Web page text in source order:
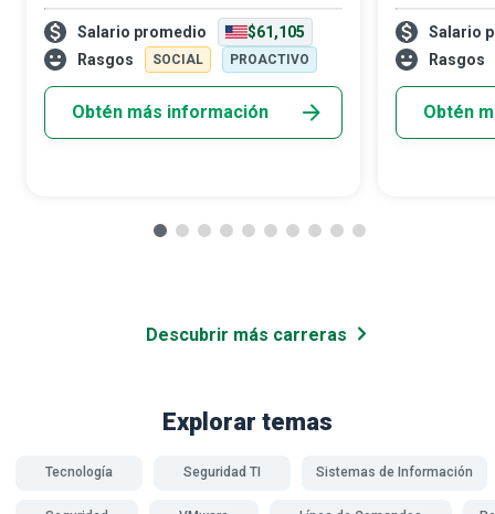
personifican la paciencia y la honestidad.
Dirigen a los empleados de una compañía
hacia estándares de conducta decentes
Salario promedio
$61,105
Rasgos
SOCIAL PROACTIVO
Obtén más información
analistas de
mantiene
multitareas
Salario
Rasgos
Obtén
Descubrir más carreras
Explorar temas
Tecnología Seguridad TI Sistemas de Información